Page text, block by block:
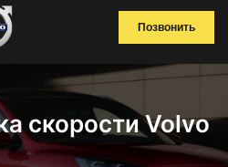
Позвонить
скорости Volvo